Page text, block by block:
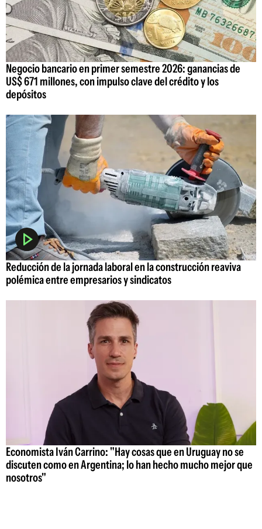
Negocio bancario en primer semestre 2026: ganancias de
US$ 671 millones, con impulso clave del crédito y los
depósitos
Reducción de la jornada laboral en la construcción reaviva
polémica entre empresarios y sindicatos
Economista Iván Carrino: "Hay cosas que en Uruguay no se
discuten como en Argentina; lo han hecho mucho mejor que
nosotros"